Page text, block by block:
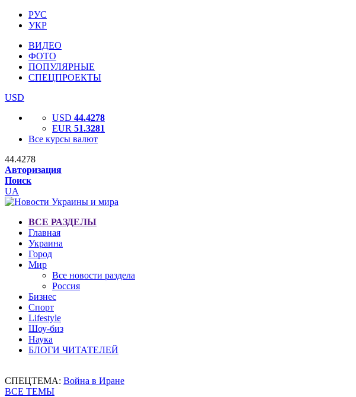
РУС
УКР
ВИДЕО
ФОТО
ПОПУЛЯРНЫЕ
СПЕЦПРОЕКТЫ
USD
USD 44.4278
EUR 51.3281
Все курсы валют
44.4278
Авторизация
Поиск
UA
ВСЕ РАЗДЕЛЫ
Главная
Украина
Город
Мир
Все новости раздела
Россия
Бизнес
Спорт
Lifestyle
Шоу-биз
Наука
БЛОГИ ЧИТАТЕЛЕЙ
СПЕЦТЕМА: Война в Иране
ВСЕ ТЕМЫ